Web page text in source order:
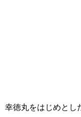
幸徳丸をはじめとし